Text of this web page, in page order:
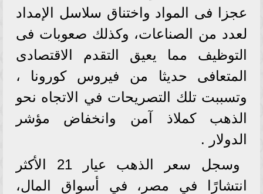
عجزا فى المواد واختناق سلاسل الإمداد
لعدد من الصناعات، وكذلك صعوبات فى
التوظيف مما يعيق التقدم الاقتصادى
المتعافى حديثا من فيروس كورونا ،
وتسببت تلك التصريحات في الاتجاه نحو
الذهب كملاذ آمن وانخفاض مؤشر
الدولار .
وسجل سعر الذهب عيار 21 الأكثر
انتشارًا في مصر، في أسواق المال،